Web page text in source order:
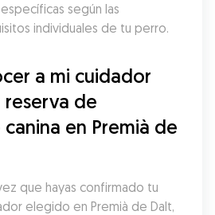
según las
individuales de tu perro.
a mi cuidador
reserva de
en Premià de
que hayas confirmado tu
elegido en Premià de Dalt,